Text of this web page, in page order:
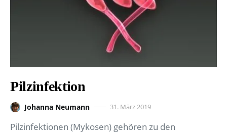
Pilzinfektion
Johanna Neumann 31. März 2019
Pilzinfektionen (Mykosen) gehören zu den